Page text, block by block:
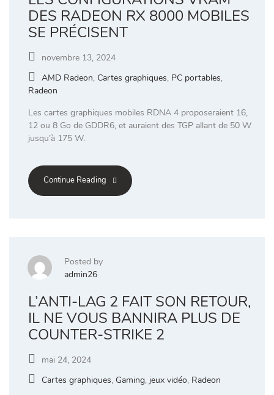
DES RADEON RX 8000 MOBILES
SE PRÉCISENT
novembre 13, 2024
AMD Radeon, Cartes graphiques, PC portables,
Radeon
Les cartes graphiques mobiles RDNA 4 proposeraient 16,
12 ou 8 Go de GDDR6, et auraient des TGP allant de 50 W
jusqu’à 175 W.
Continue Reading
Posted by
admin26
L’ANTI-LAG 2 FAIT SON RETOUR,
IL NE VOUS BANNIRA PLUS DE
COUNTER-STRIKE 2
mai 24, 2024
Cartes graphiques, Gaming, jeux vidéo, Radeon